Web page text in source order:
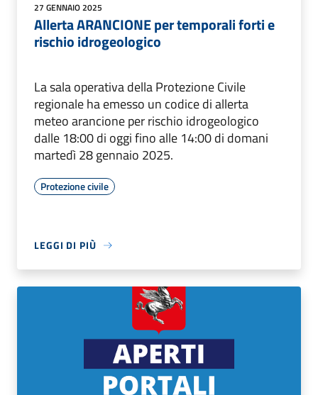
27 GENNAIO 2025
Allerta ARANCIONE per temporali forti e
rischio idrogeologico
La sala operativa della Protezione Civile
regionale ha emesso un codice di allerta
meteo arancione per rischio idrogeologico
dalle 18:00 di oggi fino alle 14:00 di domani
martedì 28 gennaio 2025.
Protezione civile
LEGGI DI PIÙ